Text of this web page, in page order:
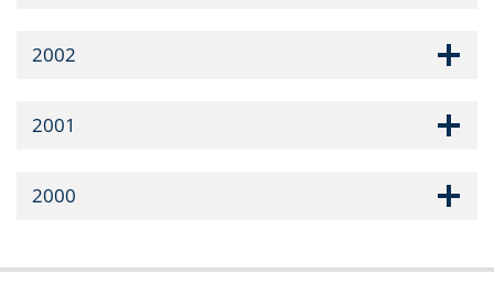
2002
2001
2000